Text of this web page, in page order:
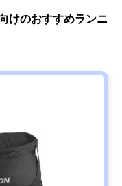
けのおすすめランニ